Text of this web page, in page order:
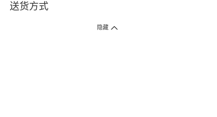
送货方式
1. 送货到府（受卫生署条例规管产品除外 ）
隐藏